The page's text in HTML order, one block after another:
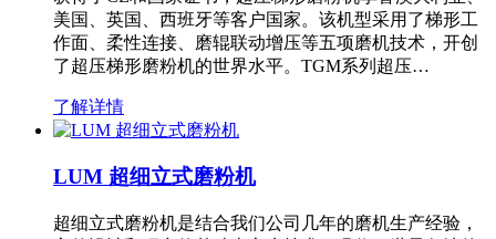
美国、英国、西班牙等客户国家。该机型采用了梯形工
作面、柔性连接、磨辊联动增压等五项磨机技术，开创
了超压梯形磨粉机的世界水平。TGM系列超压…
了解详情
LUM 超细立式磨粉机
超细立式磨粉机是结合我们公司几年的磨机生产经验，